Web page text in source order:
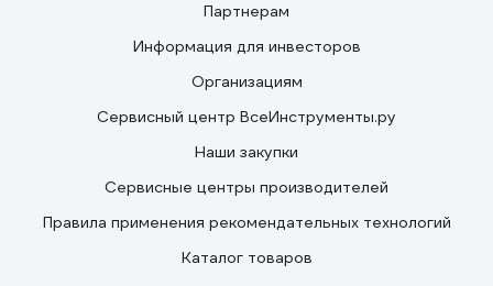
Партнерам
Информация для инвесторов
Организациям
Сервисный центр ВсеИнструменты.ру
Наши закупки
Сервисные центры производителей
Правила применения рекомендательных технологий
Каталог товаров